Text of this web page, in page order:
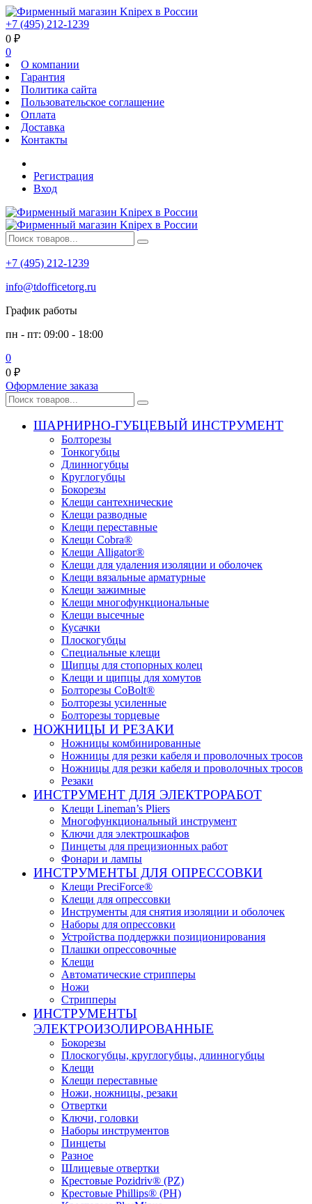
+7 (495) 212-1239
0 ₽
0
О компании
Гарантия
Политика сайта
Пользовательское соглашение
Оплата
Доставка
Контакты
Регистрация
Вход
+7 (495) 212-1239
info@tdofficetorg.ru
График работы
пн - пт: 09:00 - 18:00
0
0 ₽
Оформление заказа
ШАРНИРНО-ГУБЦЕВЫЙ ИНСТРУМЕНТ
Болторезы
Тонкогубцы
Длинногубцы
Круглогубцы
Бокорезы
Клещи сантехнические
Клещи разводные
Клещи переставные
Клещи Cobra®
Клещи Alligator®
Клещи для удаления изоляции и оболочек
Клещи вязальные арматурные
Клещи зажимные
Клещи многофункциональные
Клещи высечные
Кусачки
Плоскогубцы
Специальные клещи
Щипцы для стопорных колец
Клещи и щипцы для хомутов
Болторезы CoBolt®
Болторезы усиленные
Болторезы торцевые
НОЖНИЦЫ И РЕЗАКИ
Ножницы комбинированные
Ножницы для резки кабеля и проволочных тросов
Ножницы для резки кабеля и проволочных тросов
Резаки
ИНСТРУМЕНТ ДЛЯ ЭЛЕКТРОРАБОТ
Клещи Lineman’s Pliers
Многофункциональный инструмент
Ключи для электрошкафов
Пинцеты для прецизионных работ
Фонари и лампы
ИНСТРУМЕНТЫ ДЛЯ ОПРЕССОВКИ
Клещи PreciForce®
Клещи для опрессовки
Инструменты для снятия изоляции и оболочек
Наборы для опрессовки
Устройства поддержки позиционирования
Плашки опрессовочные
Клещи
Автоматические стрипперы
Ножи
Стрипперы
ИНСТРУМЕНТЫ
ЭЛЕКТРОИЗОЛИРОВАННЫЕ
Бокорезы
Плоскогубцы, круглогубцы, длинногубцы
Клещи
Клещи переставные
Ножи, ножницы, резаки
Отвертки
Ключи, головки
Наборы инструментов
Пинцеты
Разное
Шлицевые отвертки
Крестовые Pozidriv® (PZ)
Крестовые Phillips® (PH)